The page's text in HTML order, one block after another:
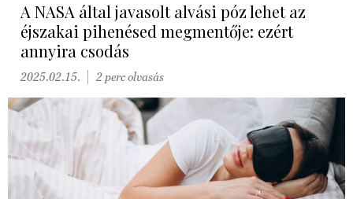
A NASA által javasolt alvási póz lehet az
éjszakai pihenésed megmentője: ezért
annyira csodás
2025.02.15. 2 perc olvasás